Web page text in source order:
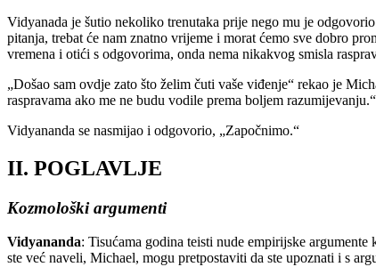
Vidyanada je šutio nekoliko trenutaka prije nego mu je
pitanja, trebat će nam znatno vrijeme i morat ćemo sve dobro
vremena i otići s odgovorima, onda nema nikakvog smisla
„Došao sam ovdje zato što želim čuti vaše viđenje“ rekao je
raspravama ako me ne budu vodile prema boljem razumijevanju.“
Vidyananda se nasmijao i odgovorio, „Započnimo.“
II. POGLAVLJE
Kozmološki argumenti
Vidyananda: Tisućama godina teisti nude empirijske
ste već naveli, Michael, mogu pretpostaviti da ste upoznati i s